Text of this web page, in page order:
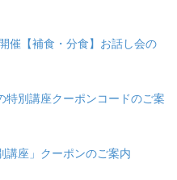
催【補食・分食】お話し会の
特別講座クーポンコードのご案
講座」クーポンのご案内